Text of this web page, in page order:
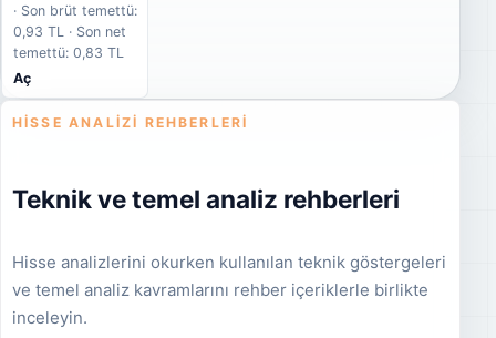
· Son brüt temettü:
0,93 TL · Son net
temettü: 0,83 TL
Aç
HISSE ANALIZI REHBERLERI
Teknik ve temel analiz rehberleri
Hisse analizlerini okurken kullanılan teknik göstergeleri
ve temel analiz kavramlarını rehber içeriklerle birlikte
inceleyin.